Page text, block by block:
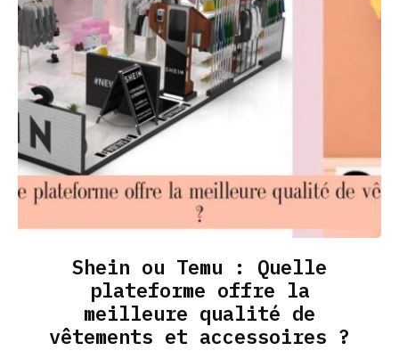
Shein ou Temu : Quelle
plateforme offre la
meilleure qualité de
vêtements et accessoires ?